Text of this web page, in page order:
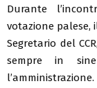
Durante
votazione palese,
Segretario del
sempre in
l’amministrazione.